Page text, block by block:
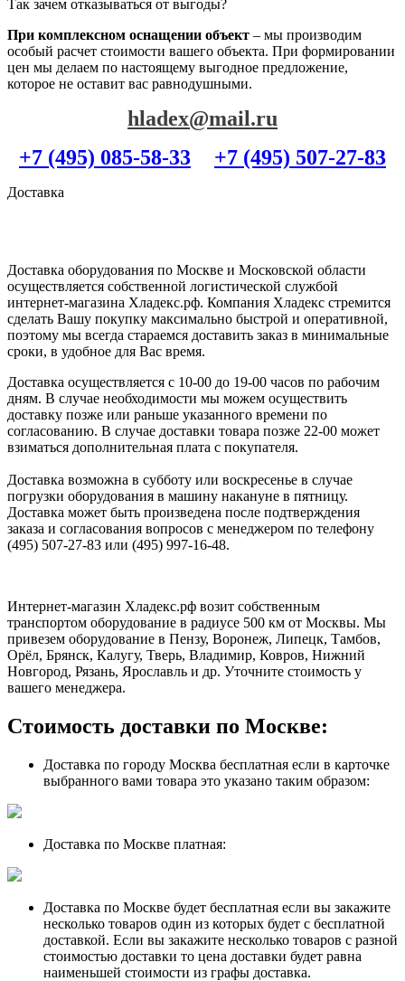
Так зачем отказываться от выгоды?
При комплексном оснащении объект – мы производим
особый расчет стоимости вашего объекта. При формировании
цен мы делаем по настоящему выгодное предложение,
которое не оставит вас равнодушными.
hladex@mail.ru
+7 (495) 085-58-33
+7 (495) 507-27-83
Доставка
Доставка оборудования по Москве и Московской области
осуществляется собственной логистической службой
интернет-магазина Хладекс.рф. Компания Хладекс стремится
сделать Вашу покупку максимально быстрой и оперативной,
поэтому мы всегда стараемся доставить заказ в минимальные
сроки, в удобное для Вас время.
Доставка осуществляется с 10-00 до 19-00 часов по рабочим
дням. В случае необходимости мы можем осуществить
доставку позже или раньше указанного времени по
согласованию. В случае доставки товара позже 22-00 может
взиматься дополнительная плата с покупателя.
Доставка возможна в субботу или воскресенье в случае
погрузки оборудования в машину накануне в пятницу.
Доставка может быть произведена после подтверждения
заказа и согласования вопросов с менеджером по телефону
(495) 507-27-83 или (495) 997-16-48.
Интернет-магазин Хладекс.рф возит собственным
транспортом оборудование в радиусе 500 км от Москвы. Мы
привезем оборудование в Пензу, Воронеж, Липецк, Тамбов,
Орёл, Брянск, Калугу, Тверь, Владимир, Ковров, Нижний
Новгород, Рязань, Ярославль и др. Уточните стоимость у
вашего менеджера.
Стоимость доставки по Москве:
Доставка по городу Москва бесплатная если в карточке
выбранного вами товара это указано таким образом:
Доставка по Москве платная:
Доставка по Москве будет бесплатная если вы закажите
несколько товаров один из которых будет с бесплатной
доставкой. Если вы закажите несколько товаров с разной
стоимостью доставки то цена доставки будет равна
наименьшей стоимости из графы доставка.